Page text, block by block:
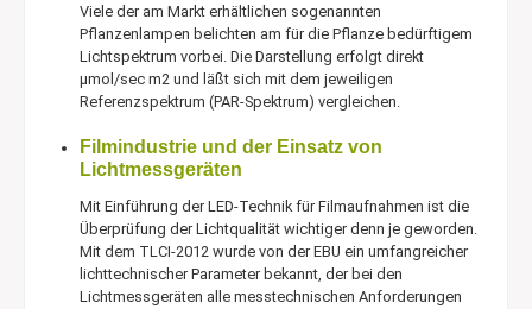
Viele der am Markt erhältlichen sogenannten
Pflanzenlampen belichten am für die Pflanze bedürftigem
Lichtspektrum vorbei. Die Darstellung erfolgt direkt
µmol/sec m2 und läßt sich mit dem jeweiligen
Referenzspektrum (PAR-Spektrum) vergleichen.
Filmindustrie und der Einsatz von
Lichtmessgeräten
Mit Einführung der LED-Technik für Filmaufnahmen ist die
Überprüfung der Lichtqualität wichtiger denn je geworden.
Mit dem TLCI-2012 wurde von der EBU ein umfangreicher
lichttechnischer Parameter bekannt, der bei den
Lichtmessgeräten alle messtechnischen Anforderungen